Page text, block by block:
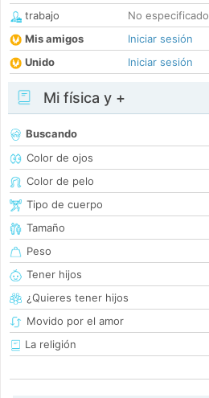
trabajo
No especificado
Mis amigos
Iniciar sesión
Unido
Iniciar sesión
Mi física y +
Buscando
Color de ojos
Color de pelo
Tipo de cuerpo
Tamaño
Peso
Tener hijos
¿Quieres tener hijos
Movido por el amor
La religión